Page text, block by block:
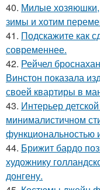
40. Милые хозяюшки,
зимы и хотим
41. Подскажите как
современнее.
42. Рейчел
Винстон показала
своей квартиры в
43. Интерьер
минималистичном
функциональностью
44. Брижит бардо
художнику
донгену.